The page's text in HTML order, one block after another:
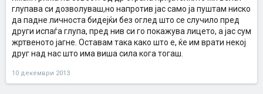
глупава си дозволуваш,но напротив јас само ја пуштам ниско
да падне личноста бидејќи без оглед што се случило пред
други испаѓа глупа, пред нив си го покажува лицето, а јас сум
жртвеното јагне. Оставам така како што е, ќе им врати некој
друг над нас што има виша сила кога тогаш.
10 декември 2013